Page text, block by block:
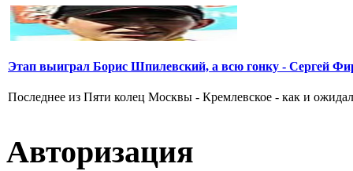
Этап выиграл Борис Шпилевский, а всю гонку - Сергей
Последнее из Пяти колец Москвы - Кремлевское - как и
Авторизация